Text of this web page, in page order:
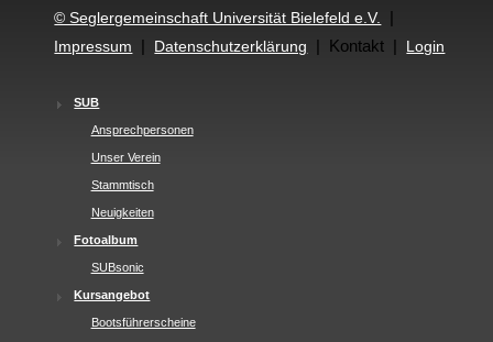
© Seglergemeinschaft Universität Bielefeld e.V. |
Impressum | Datenschutzerklärung | Kontakt | Login
SUB
Ansprechpersonen
Unser Verein
Stammtisch
Neuigkeiten
Fotoalbum
SUBsonic
Kursangebot
Bootsführerscheine